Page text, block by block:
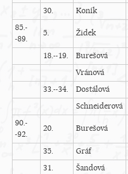
30.
Koník
85.-
-89.
5. Židek
18.--19. Burešová
Vránová
33.--34.
Dostálová
Schneiderová
90.-
-92.
20. Burešová
35. Gráf
31.
Šandová